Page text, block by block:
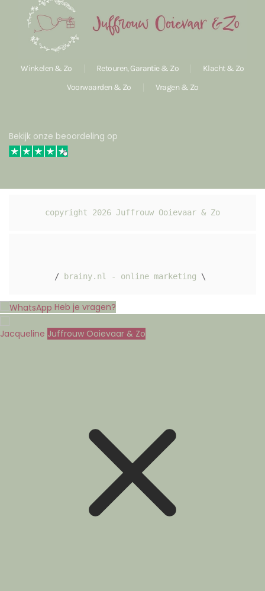
Winkelen & Zo Retouren, Garantie & Zo
Klacht & Zo
Voorwaarden & Zo
Vragen & Zo
Bekijk onze beoordeling op
copyright 2026 Juffrouw Ooievaar & Zo
/ brainy.nl - online marketing \
Heb je vragen?
Jacqueline Juffrouw Ooievaar & Zo